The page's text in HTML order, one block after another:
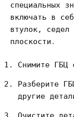
специальных
включать в
втулок, седел
плоскости․
Снимите ГБЦ
Разберите
другие